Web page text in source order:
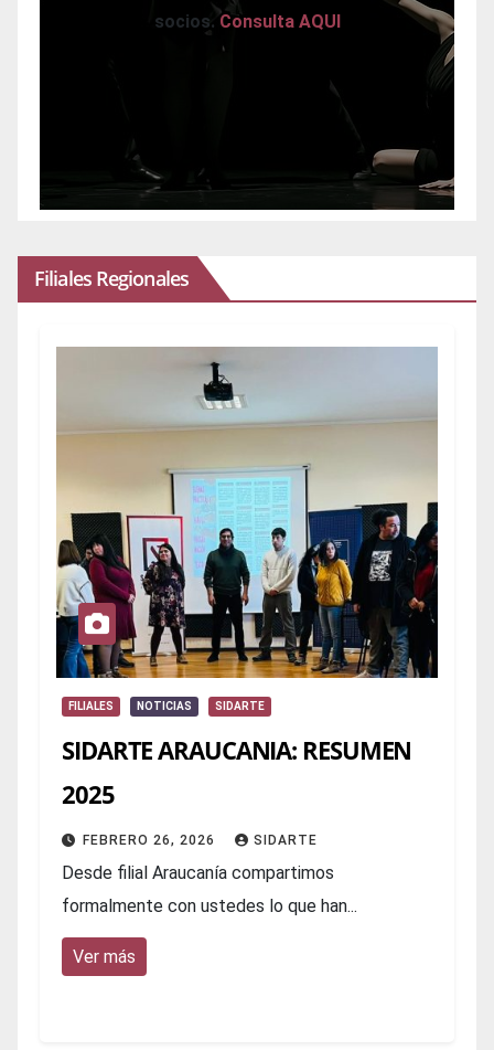
socios. Consulta AQUI
Filiales Regionales
FILIALES NOTICIAS SIDARTE
SIDARTE ARAUCANIA: RESUMEN
2025
FEBRERO 26, 2026 SIDARTE
Desde filial Araucanía compartimos
formalmente con ustedes lo que han...
Ver más